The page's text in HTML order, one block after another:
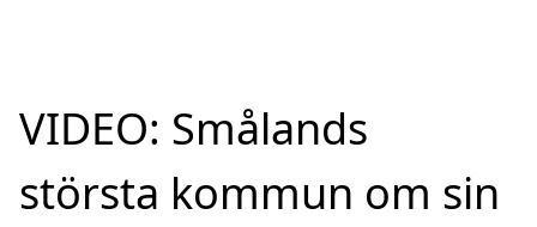
VIDEO: Smålands
största kommun om sin